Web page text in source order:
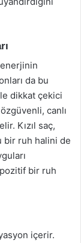
da bu
dikkat çekici
canlı
Kızıl saç,
bir ruh halini de
bir ruh
içerir.